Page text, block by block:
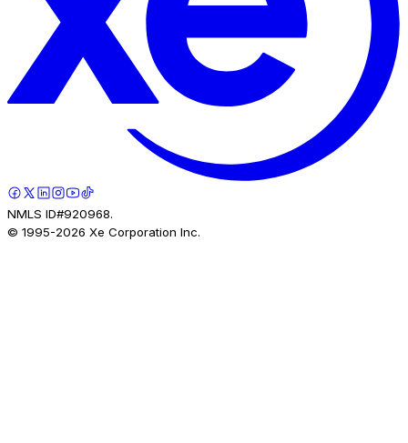
NMLS ID#920968.
© 1995-2026 Xe Corporation Inc.